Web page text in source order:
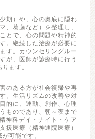
期）や、心の奥底に隠れ
、葛藤など）を整理し、
とで、心の問題や精神的
。継続した治療が必要に
す。カウンセリングルー
が、医師が診療時に行う
ます。
のある方が社会復帰や再
。生活リズムの改善や対
的に、運動、創作、心理
ものであり、朝～夜まで
神科デイ・ナイト・ケア
援医療（精神通院医療）
可能です。